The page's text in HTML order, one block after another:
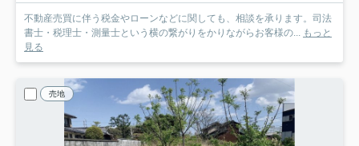
不動産売買に伴う税金やローンなどに関しても、相談を承ります。司法
書士・税理士・測量士という横の繋がりをかりながらお客様の... もっと
見る
売地